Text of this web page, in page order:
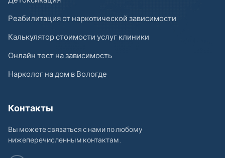
Реабилитация от наркотической зависимости
Калькулятор стоимости услуг клиники
Онлайн тест на зависимость
Нарколог на дом в Вологде
Контакты
Вы можете связаться с нами по любому
нижеперечисленным контактам.